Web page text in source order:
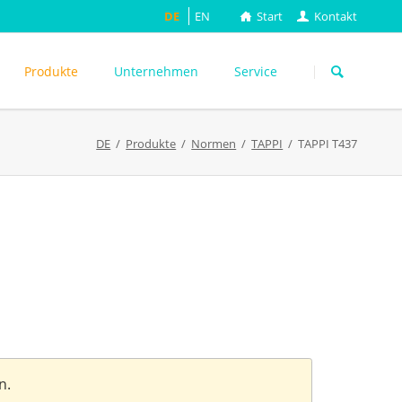
Start Kontakt
DE EN
überspringen
Produkte
ASTM
DIN EN
Unternehmen Service
DE Produkte Normen TAPPI TAPPI T437